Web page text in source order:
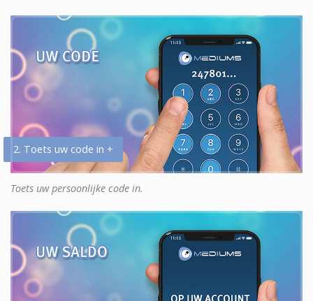
2. Toets uw code in +
Toets uw persoonlijke code in.